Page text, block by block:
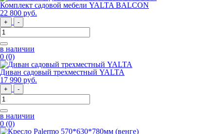
Комплект садовой мебели YALTA BALCON
22 800 руб.
+ -
в наличии
0 (0)
Диван садовый трехместный YALTA
17 990 руб.
+ -
в наличии
0 (0)